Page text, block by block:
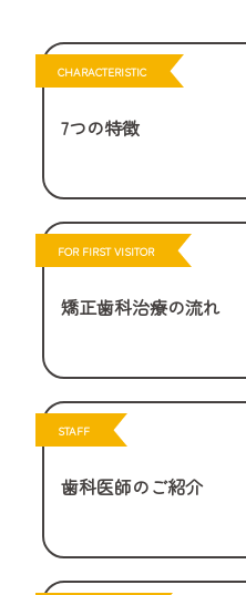
CHARACTERISTIC
7つの特徴
FOR FIRST VISITOR
矯正歯科治療の流れ
STAFF
歯科医師のご紹介